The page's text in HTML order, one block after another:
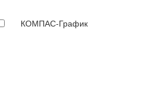
КОМПАС-График